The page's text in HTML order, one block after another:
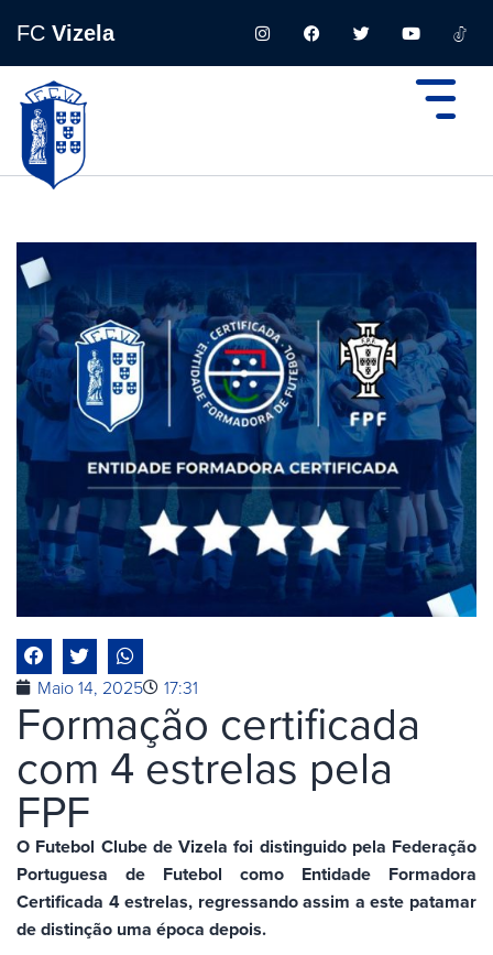
FC Vizela
Maio 14, 2025 17:31
Formação certificada
com 4 estrelas pela
FPF
O Futebol Clube de Vizela foi distinguido pela Federação
Portuguesa de Futebol como Entidade Formadora
Certificada 4 estrelas, regressando assim a este patamar
de distinção uma época depois.